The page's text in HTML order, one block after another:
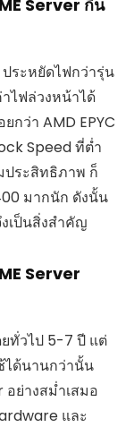
Server กิน
ระหยัดไฟกว่ารุ่น
ไฟล่วงหน้าได้
กว่า AMD EPYC
Speed ที่ต่ำ
ประสิทธิภาพ ก็
มากนัก ดังนั้น
เป็นสิ่งสำคัญ
Server
ทั่วไป 5-7 ปี แต่
ได้นานกว่านั้น
ย่างสม่ำเสมอ
และ